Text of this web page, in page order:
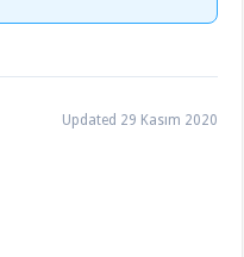
Updated 29 Kasım 2020